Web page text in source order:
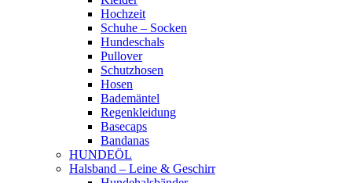
Hochzeit
Schuhe – Socken
Hundeschals
Pullover
Schutzhosen
Hosen
Bademäntel
Regenkleidung
Basecaps
Bandanas
HUNDEÖL
Halsband – Leine & Geschirr